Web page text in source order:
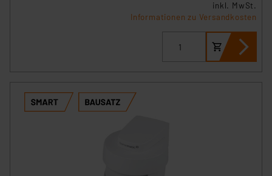
inkl. MwSt.
Informationen zu Versandkosten